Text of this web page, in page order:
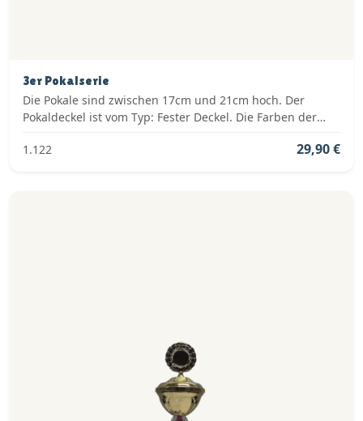
3er Pokalserie
Die Pokale sind zwischen 17cm und 21cm hoch. Der
Pokaldeckel ist vom Typ: Fester Deckel. Die Farben der
1.122
29,90 €